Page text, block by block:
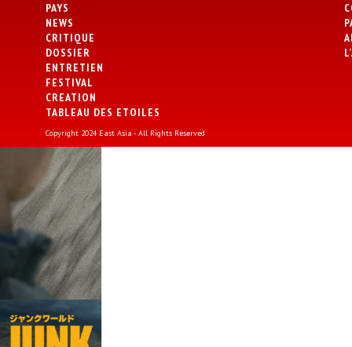
PAYS
NEWS
CRITIQUE
DOSSIER
ENTRETIEN
FESTIVAL
CREATION
TABLEAU DES ETOILES
Copyright 2024 East Asia - All Rights Reserved